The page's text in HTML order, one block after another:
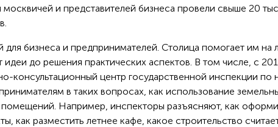
москвичей и представителей бизнеса провели свыше 20
бизнеса и предпринимателей. Столица помогает им на
идеи до решения практических аспектов. В том числе, с
консультационный центр государственной инспекции по
в таких вопросах, как использование
Например, инспекторы разъясняют, как
как разместить летнее кафе, какое строительство